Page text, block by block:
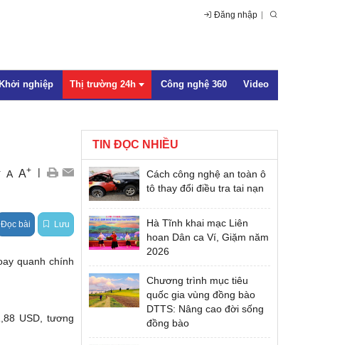
Đăng nhập
Khởi nghiệp Thị trường 24h
Trong nước
Quốc tế
Công nghệ 360 Video
A A+ |
Đọc bài Lưu
quanh chính
USD, tương
TIN ĐỌC NHIỀU
Cách công nghệ an toàn ô
tô thay đổi điều tra tai nạn
Hà Tĩnh khai mạc Liên
hoan Dân ca Ví, Giặm năm
2026
Chương trình mục tiêu
quốc gia vùng đồng bào
DTTS: Nâng cao đời sống
đồng bào